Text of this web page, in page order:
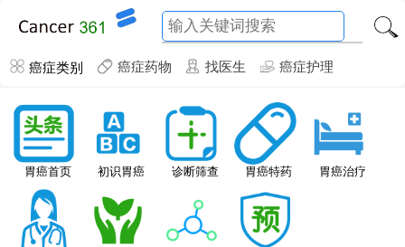
癌症类别 癌症药物 找医生 癌症护理
胃癌首页 初识胃癌 诊断筛查 胃癌特药 胃癌治疗